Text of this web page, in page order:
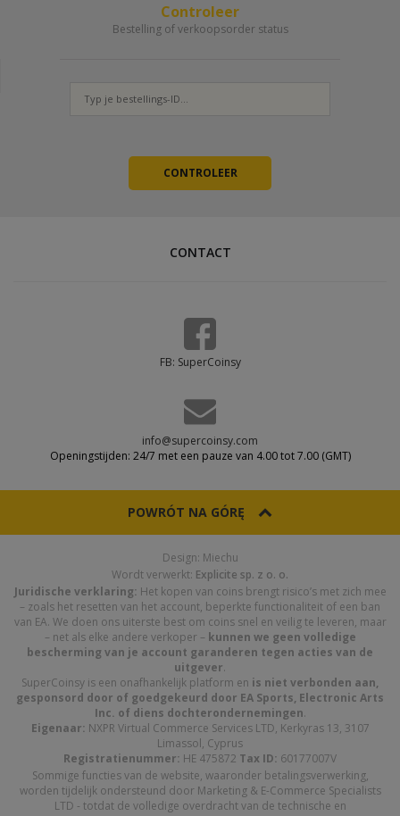
Controleer
Bestelling of verkoopsorder status
CONTACT
FB: SuperCoinsy
info@supercoinsy.com
Openingstijden: 24/7 met een pauze van 4.00 tot 7.00 (GMT)
POWRÓT NA GÓRĘ
Design: Miechu
Wordt verwerkt: Explicite sp. z o. o.
Juridische verklaring: Het kopen van coins brengt risico’s met zich mee
– zoals het resetten van het account, beperkte functionaliteit of een ban
van EA. We doen ons uiterste best om coins snel en veilig te leveren, maar
– net als elke andere verkoper – kunnen we geen volledige
bescherming van je account garanderen tegen acties van de
uitgever.
SuperCoinsy is een onafhankelijk platform en is niet verbonden aan,
gesponsord door of goedgekeurd door EA Sports, Electronic Arts
Inc. of diens dochterondernemingen.
Eigenaar: NXPR Virtual Commerce Services LTD, Kerkyras 13, 3107
Limassol, Cyprus
Registratienummer: HE 475872 Tax ID: 60177007V
Sommige functies van de website, waaronder betalingsverwerking,
worden tijdelijk ondersteund door Marketing & E-Commerce Specialists
LTD - totdat de volledige overdracht van de technische en